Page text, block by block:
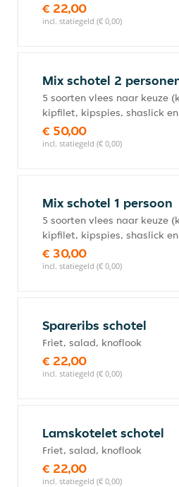
€ 22,00
incl. statiegeld (€ 0,00)
Mix schotel 2
5 soorten vlees naar keuze
kipfilet, kipspies, shaslick
€ 50,00
incl. statiegeld (€ 0,00)
Mix schotel 1 persoon
5 soorten vlees naar keuze
kipfilet, kipspies, shaslick
€ 30,00
incl. statiegeld (€ 0,00)
Spareribs schotel
Friet, salad, knoflook
€ 22,00
incl. statiegeld (€ 0,00)
Lamskotelet schotel
Friet, salad, knoflook
€ 22,00
incl. statiegeld (€ 0,00)